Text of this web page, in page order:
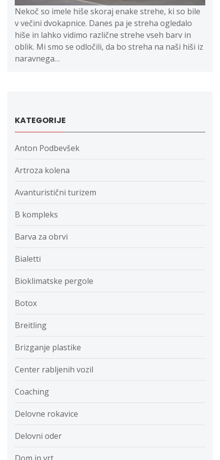
Nekoč so imele hiše skoraj enake strehe, ki so bile
v večini dvokapnice. Danes pa je streha ogledalo
hiše in lahko vidimo različne strehe vseh barv in
oblik. Mi smo se odločili, da bo streha na naši hiši iz
naravnega…
KATEGORIJE
Anton Podbevšek
Artroza kolena
Avanturistični turizem
B kompleks
Barva za obrvi
Bialetti
Bioklimatske pergole
Botox
Breitling
Brizganje plastike
Center rabljenih vozil
Coaching
Delovne rokavice
Delovni oder